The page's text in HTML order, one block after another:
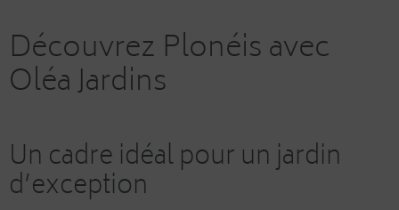
Découvrez Plonéis avec
Oléa Jardins
Un cadre idéal pour un jardin
d’exception